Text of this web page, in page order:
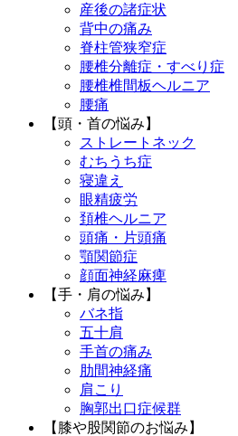
産後の諸症状
背中の痛み
脊柱管狭窄症
腰椎分離症・すべり症
腰椎椎間板ヘルニア
腰痛
【頭・首の悩み】
ストレートネック
むちうち症
寝違え
眼精疲労
頚椎ヘルニア
頭痛・片頭痛
顎関節症
顔面神経麻痺
【手・肩の悩み】
バネ指
五十肩
手首の痛み
肋間神経痛
肩こり
胸郭出口症候群
【膝や股関節のお悩み】